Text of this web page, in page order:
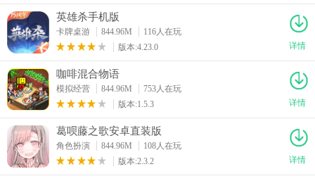
英雄杀手机版
卡牌桌游 844.96M
116人在玩
版本:4.23.0
详情
咖啡混合物语
模拟经营 844.96M
753人在玩
版本:1.5.3
详情
葛呗藤之歌安卓直装版
角色扮演 844.96M
108人在玩
版本:2.3.2
详情